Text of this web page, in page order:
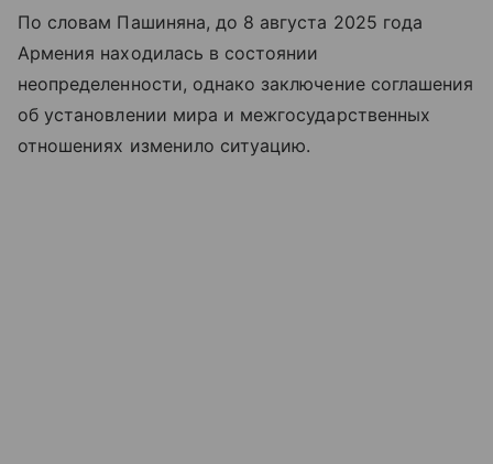
По словам Пашиняна, до 8 августа 2025 года
Армения находилась в состоянии
неопределенности, однако заключение соглашения
об установлении мира и межгосударственных
отношениях изменило ситуацию.